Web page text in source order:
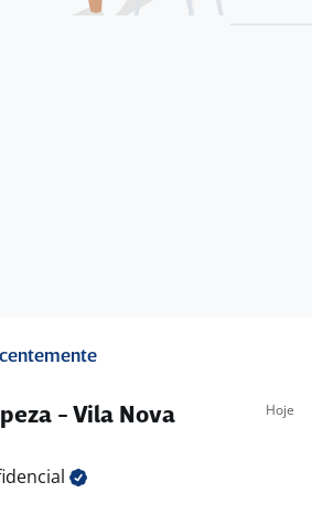
- Vila Nova
Hoje